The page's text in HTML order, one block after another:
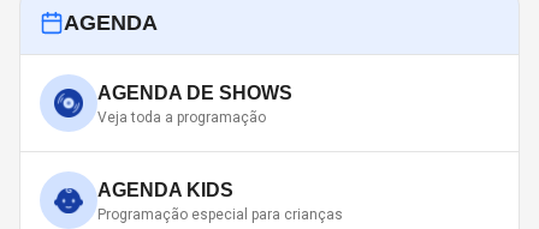
AGENDA
AGENDA DE SHOWS
Veja toda a programação
AGENDA KIDS
Programação especial para crianças